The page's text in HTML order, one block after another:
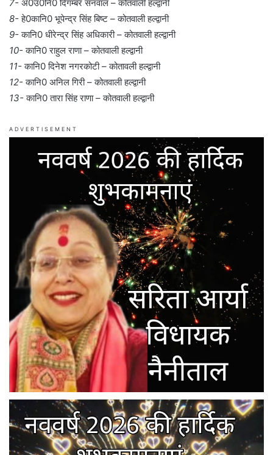
7- अ0उ0नि0 दिगम्बर सनवाल – कोतवाली हल्द्वानी
8- हे0कानि0 भूपेन्द्र सिंह बिष्ट – कोतवाली हल्द्वानी
9- कानि0 धीरेन्द्र सिंह अधिकारी – कोतवाली हल्द्वानी
10- कानि0 राहुल राणा – कोतवाली हल्द्वानी
11- कानि0 दिनेश नगरकोटी – कोतावली हल्द्वानी
12- कानि0 अनिल गिरी – कोतवाली हल्द्वानी
13- कानि0 तारा सिंह राणा – कोतवाली हल्द्वानी
ADVERTISEMENT